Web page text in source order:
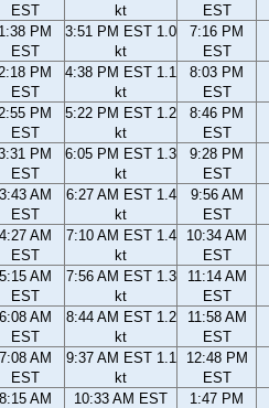
EST
kt
EST
1:38 PM
EST
3:51 PM EST 1.0
kt
7:16 PM
EST
2:18 PM
EST
4:38 PM EST 1.1
kt
8:03 PM
EST
2:55 PM
EST
5:22 PM EST 1.2
kt
8:46 PM
EST
PM
EST
6:05 PM EST 1.3
kt
9:28 PM
EST
3:43 AM
EST
6:27 AM EST 1.4
kt
9:56 AM
EST
4:27 AM
EST
7:10 AM EST 1.4
kt
10:34 AM
EST
5:15 AM
EST
7:56 AM EST 1.3
kt
11:14 AM
EST
6:08 AM
EST
8:44 AM EST 1.2
kt
11:58 AM
EST
7:08 AM
EST
9:37 AM EST 1.1
kt
12:48 PM
EST
8:15 AM
10:33 AM EST
1:47 PM